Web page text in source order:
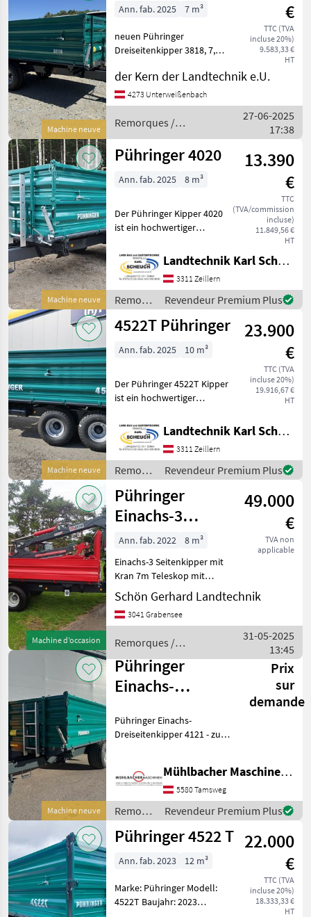
Machine neuve
€
TTC (TVA
incluse 20%)
9.583,33 €
HT
Ann. fab. 2025 7 m³
neuen Pühringer
Dreiseitenkipper 3818, 7,
Farmerstopbremse,
Bereifung 12, 5/80x15, 3,
25km/h Typenschein,
Brückenmaße innen L=
der Kern der Landtechnik e.U.
4273 Unterweißenbach
Remorques /
Pühringer
27-06-2025
17:38
Machine neuve
Pühringer 4020
13.390
€
TTC
(TVA/commission
incluse)
11.849,56 €
HT
Ann. fab. 2025 8 m³
Der Pühringer Kipper 4020
ist ein hochwertiger
Baujahr 2025, der durch
seine robuste Bauweise
und moderne Ausstattung
besticht. Mit einem G
Landtechnik Karl Scheuch
3311 Zeillern
Remorques
/
Pühringer
Revendeur Premium Plus
Machine neuve
4522T Pühringer
23.900
€
TTC (TVA
incluse 20%)
19.916,67 €
HT
Ann. fab. 2025 10 m³
Der Pühringer 4522T Kipper
ist ein hochwertiger
seine robuste Bauweise
und erstklassige
Ausstattung überzeugt. Das
Modell aus dem Baujah
Landtechnik Karl Scheuch
3311 Zeillern
Remorques
/
Pühringer
Revendeur Premium Plus
Machine d’occasion
Pühringer
Einachs-3
Seitenkipper mit
Kran
49.000
€
TVA non
applicable
Ann. fab. 2022
8 m³
Einachs-3 Seitenkipper mit
Kran 7m Teleskop mit
Funksteuerung,
Stehpodest,
Eigenölversorgung, Brücke
Aufsatzwände 50cm,
Pendelwände auf 3 Sei
Schön Gerhard Landtechnik
3041 Grabensee
Remorques /
Pühringer
31-05-2025
13:45
Machine neuve
Pühringer
Einachs-
4121 8to
4,15x2,15/2,25
Prix
sur
demande
Pühringer Einachs-
Dreiseitenkipper 4121 - zul.
Nutzlast 6.140kg -
Brückenlänge
4150x2150/2250mm -
Innenmaße LxB
Mühlbacher Maschinen GmbH
5580 Tamsweg
Remorques
/
Pühringer
Revendeur Premium Plus
Pühringer 4522 T 22.000
€
TTC (TVA
incluse 20%)
18.333,33 €
HT
Ann. fab. 2023 12 m³
Marke: Pühringer Modell:
4522T Baujahr: 2023